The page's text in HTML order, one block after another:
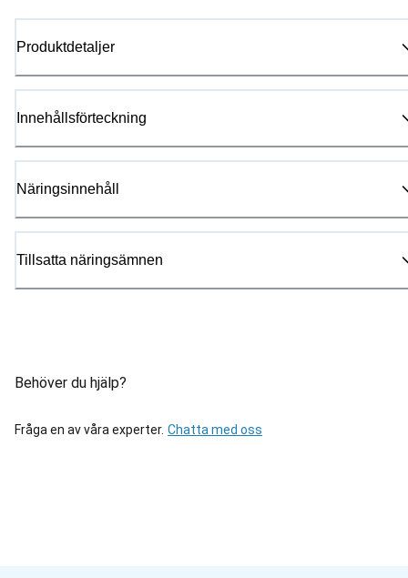
Produktdetaljer
Innehållsförteckning
Näringsinnehåll
Tillsatta näringsämnen
Behöver du hjälp?
Fråga en av våra experter. Chatta med oss